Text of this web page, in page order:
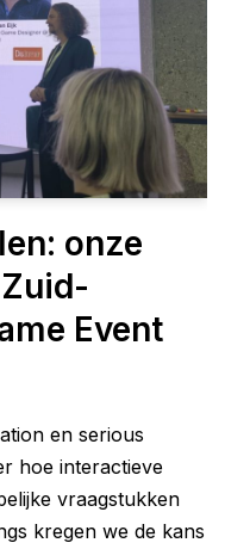
onze
Event
en serious
hoe interactieve
vraagstukken
kregen we de kans